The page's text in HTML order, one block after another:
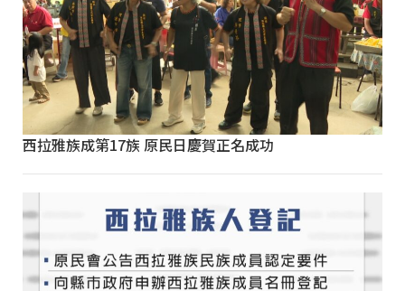
西拉雅族成第17族 原民日慶賀正名成功